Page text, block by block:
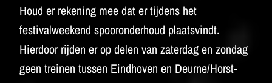
Houd er rekening mee dat er tijdens het
festivalweekend spooronderhoud plaatsvindt.
Hierdoor rijden er op delen van zaterdag en zondag
geen treinen tussen Eindhoven en Deurne/Horst-